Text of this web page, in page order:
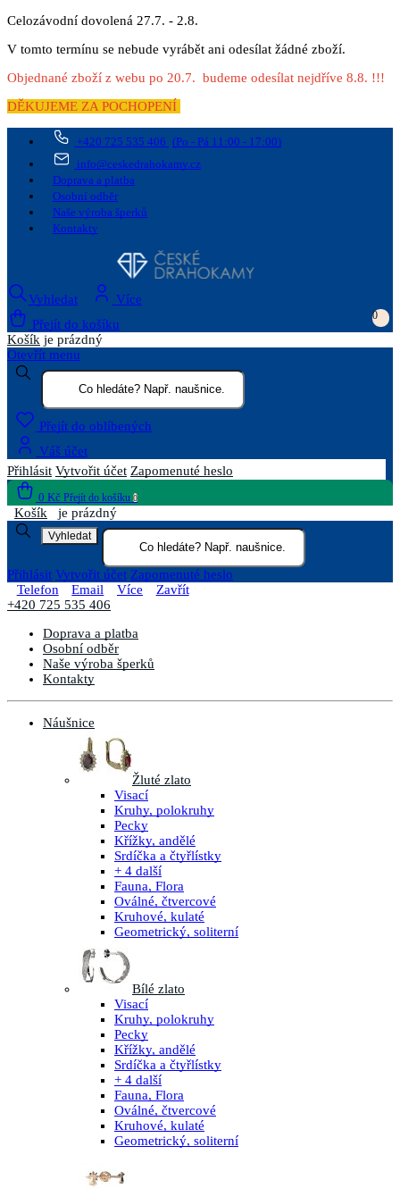
Celozávodní dovolená 27.7. - 2.8.
V tomto termínu se nebude vyrábět ani odesílat žádné zboží.
Objednané zboží z webu po 20.7. budeme odesílat nejdříve 8.8. !!!
DĚKUJEME ZA POCHOPENÍ
+420 725 535 406 (Po - Pá 11:00 - 17:00)
info@ceskedrahokamy.cz
Doprava a platba
Osobní odběr
Naše výroba šperků
Kontakty
Vyhledat
Více
Přejít do košíku
0
Košík je prázdný
Otevřít menu
Přejít do oblíbených
Váš účet
Přihlásit Vytvořit účet Zapomenuté heslo
0 Kč Přejít do košíku 0
Košík je prázdný
Vyhledat
Přihlásit Vytvořit účet Zapomenuté heslo
Telefon
Email Více
Zavřít
+420 725 535 406
Doprava a platba
Osobní odběr
Naše výroba šperků
Kontakty
Náušnice
Žluté zlato
Visací
Kruhy, polokruhy
Pecky
Křížky, andělé
Srdíčka a čtyřlístky
+ 4 další
Fauna, Flora
Oválné, čtvercové
Kruhové, kulaté
Geometrický, soliterní
Bílé zlato
Visací
Kruhy, polokruhy
Pecky
Křížky, andělé
Srdíčka a čtyřlístky
+ 4 další
Fauna, Flora
Oválné, čtvercové
Kruhové, kulaté
Geometrický, soliterní